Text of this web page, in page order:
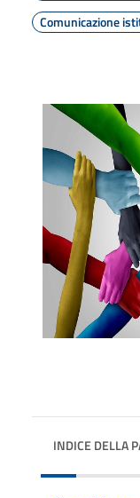
Comunicazione
INDICE DELLA